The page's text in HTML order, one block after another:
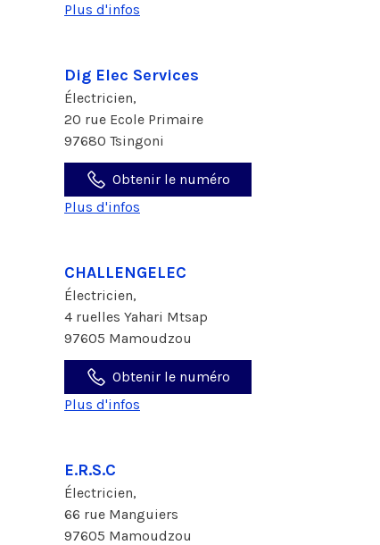
Plus d'infos
Dig Elec Services
Électricien,
20 rue Ecole Primaire
97680 Tsingoni
Obtenir le numéro
Plus d'infos
CHALLENGELEC
Électricien,
4 ruelles Yahari Mtsap
97605 Mamoudzou
Obtenir le numéro
Plus d'infos
E.R.S.C
Électricien,
66 rue Manguiers
97605 Mamoudzou